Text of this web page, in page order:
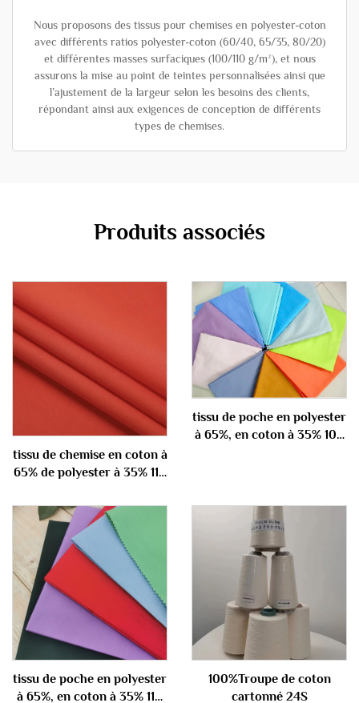
Nous proposons des tissus pour chemises en polyester-coton
avec différents ratios polyester-coton (60/40, 65/35, 80/20)
et différentes masses surfaciques (100/110 g/m²), et nous
assurons la mise au point de teintes personnalisées ainsi que
l’ajustement de la largeur selon les besoins des clients,
répondant ainsi aux exigences de conception de différents
types de chemises.
Produits associés
tissu de chemise en coton à
65% de polyester à 35% 110
tissu de poche en polyester
à 65%, en coton à 35% 100
tissu de poche en polyester
à 65%, en coton à 35% 110
100%Troupe de coton
cartonné 24S